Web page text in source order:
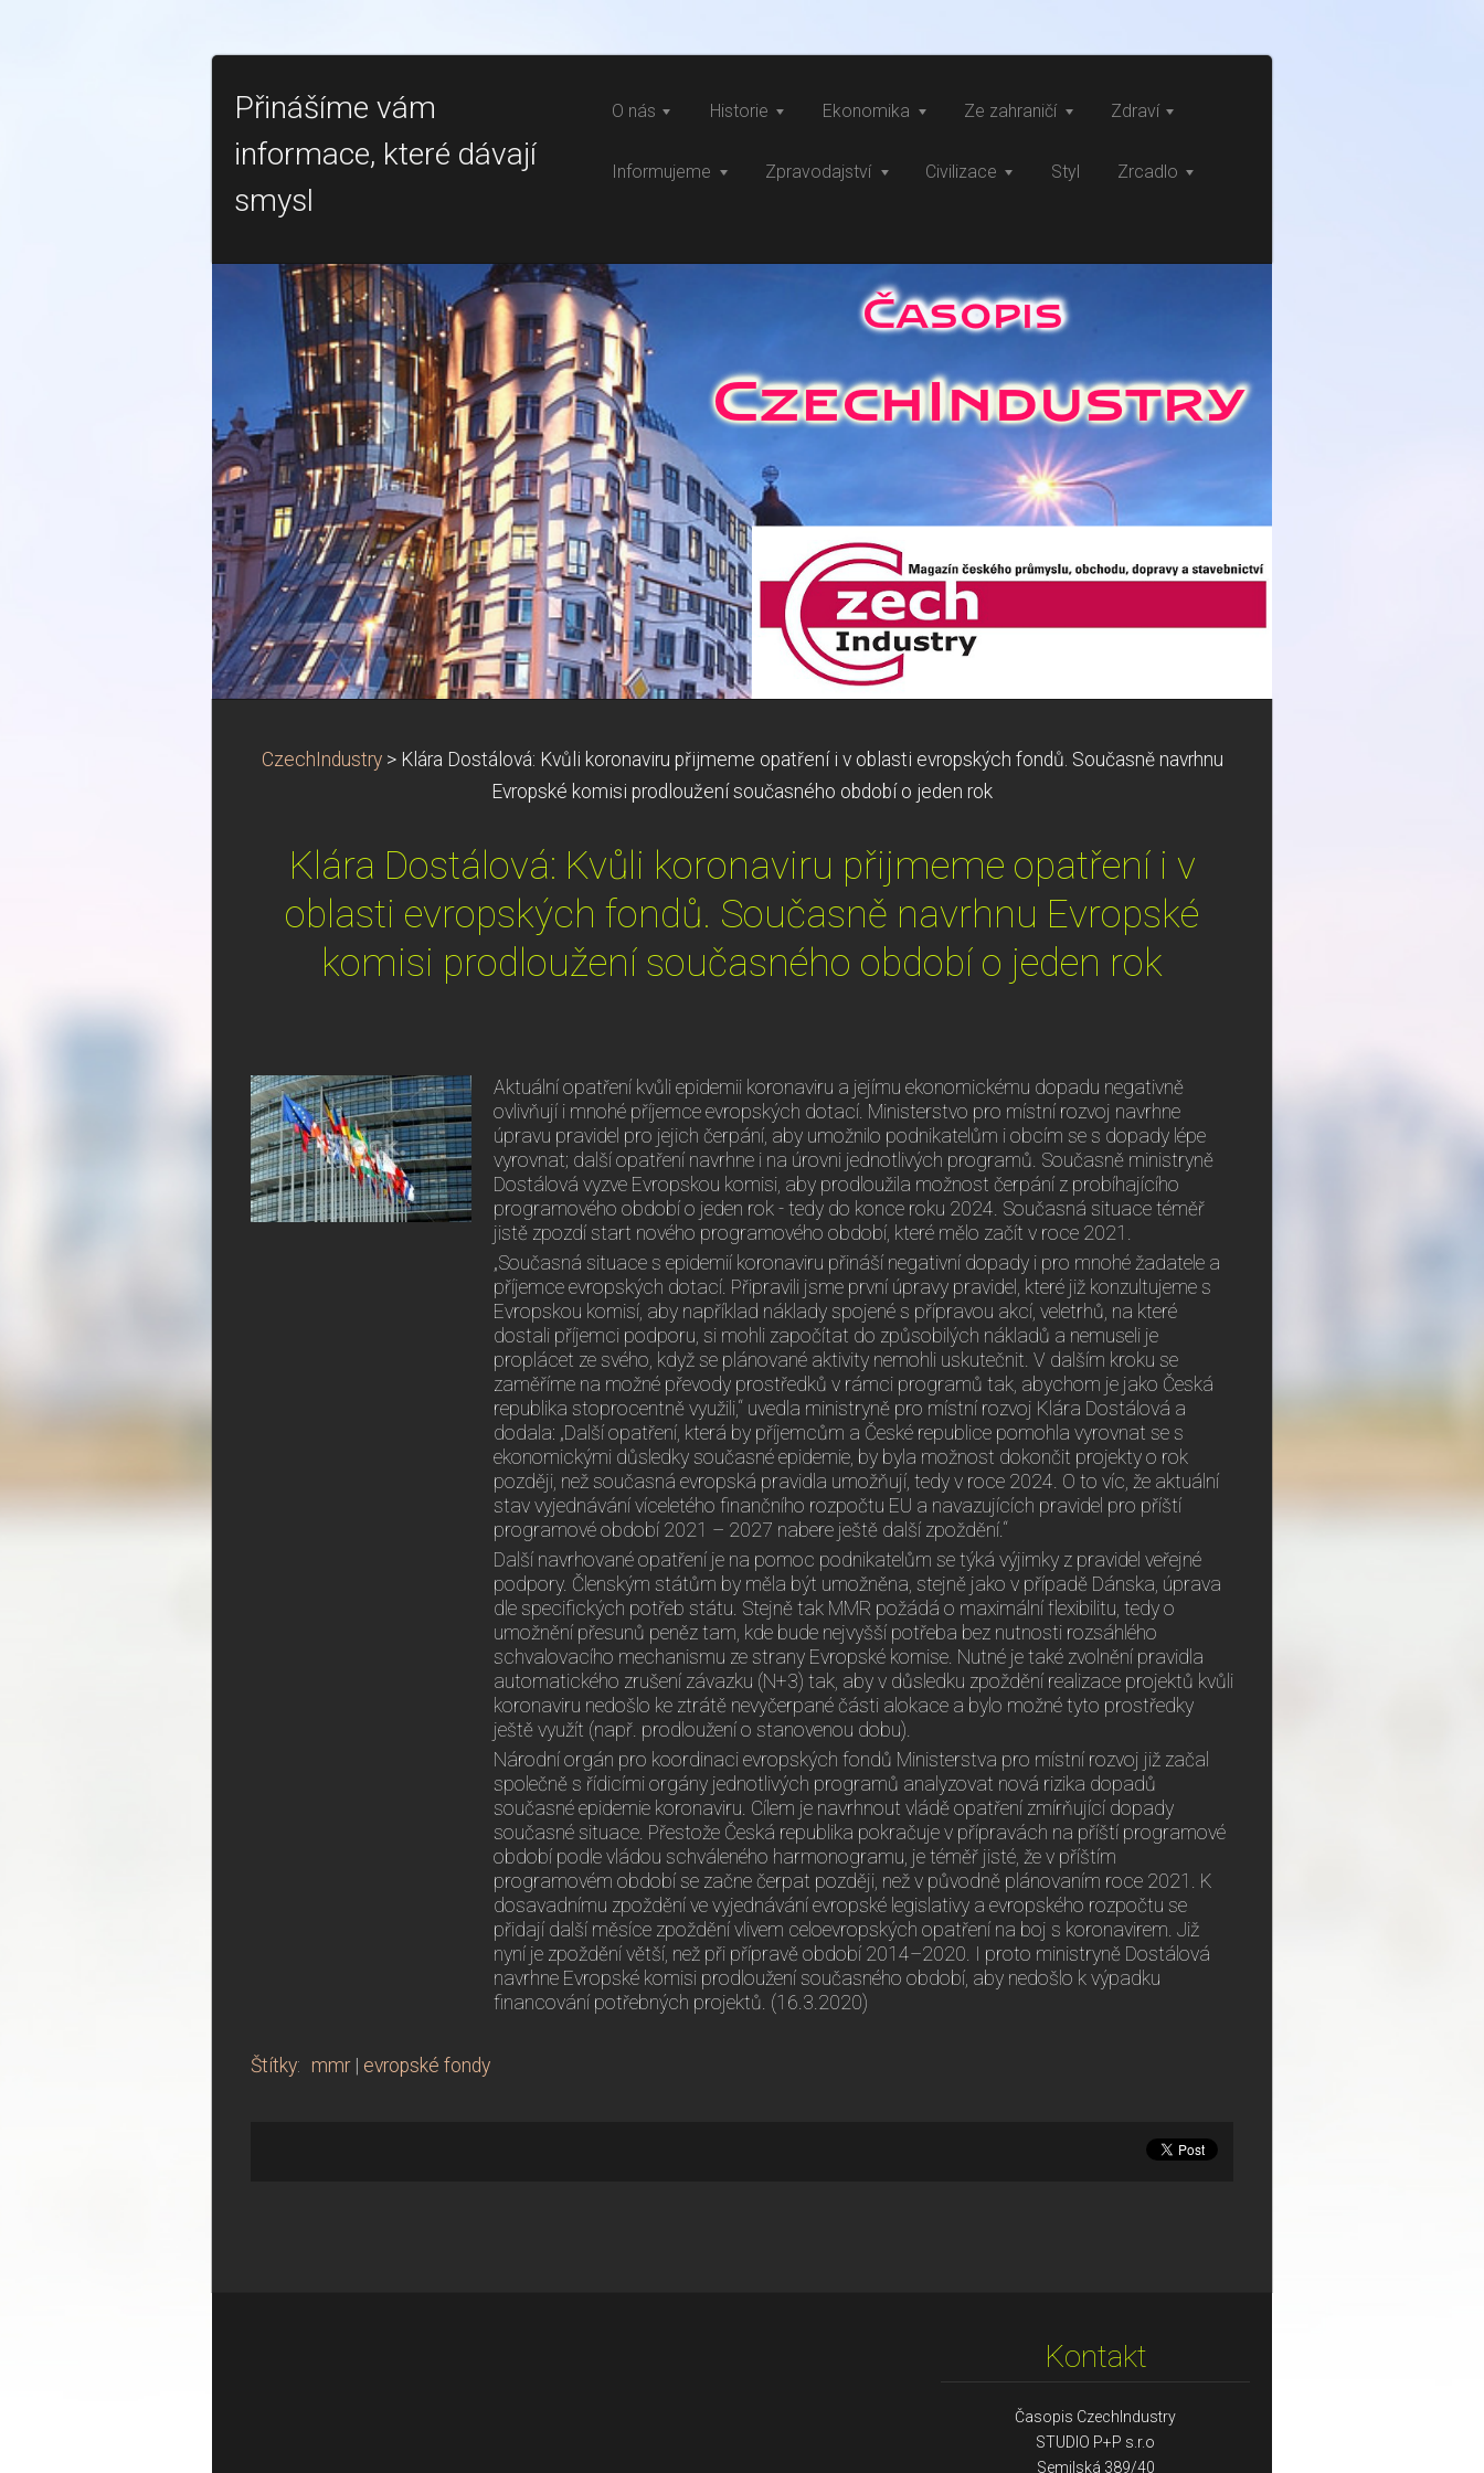
Přinášíme vám
informace, které dávají
smysl
O nás Historie Ekonomika Ze zahraničí Zdraví
Informujeme Zpravodajství Civilizace Styl Zrcadlo
CzechIndustry > Klára Dostálová: Kvůli koronaviru přijmeme opatření i v oblasti evropských fondů. Současně navrhnu
Evropské komisi prodloužení současného období o jeden rok
Klára Dostálová: Kvůli koronaviru přijmeme opatření i v
oblasti evropských fondů. Současně navrhnu Evropské
komisi prodloužení současného období o jeden rok
Aktuální opatření kvůli epidemii koronaviru a jejímu ekonomickému dopadu negativně
ovlivňují i mnohé příjemce evropských dotací. Ministerstvo pro místní rozvoj navrhne
úpravu pravidel pro jejich čerpání, aby umožnilo podnikatelům i obcím se s dopady lépe
vyrovnat; další opatření navrhne i na úrovni jednotlivých programů. Současně ministryně
Dostálová vyzve Evropskou komisi, aby prodloužila možnost čerpání z probíhajícího
programového období o jeden rok - tedy do konce roku 2024. Současná situace téměř
jistě zpozdí start nového programového období, které mělo začít v roce 2021.
„Současná situace s epidemií koronaviru přináší negativní dopady i pro mnohé žadatele a
příjemce evropských dotací. Připravili jsme první úpravy pravidel, které již konzultujeme s
Evropskou komisí, aby například náklady spojené s přípravou akcí, veletrhů, na které
dostali příjemci podporu, si mohli započítat do způsobilých nákladů a nemuseli je
proplácet ze svého, když se plánované aktivity nemohli uskutečnit. V dalším kroku se
zaměříme na možné převody prostředků v rámci programů tak, abychom je jako Česká
republika stoprocentně využili,“ uvedla ministryně pro místní rozvoj Klára Dostálová a
dodala: „Další opatření, která by příjemcům a České republice pomohla vyrovnat se s
ekonomickými důsledky současné epidemie, by byla možnost dokončit projekty o rok
později, než současná evropská pravidla umožňují, tedy v roce 2024. O to víc, že aktuální
stav vyjednávání víceletého finančního rozpočtu EU a navazujících pravidel pro příští
programové období 2021 – 2027 nabere ještě další zpoždění.“
Další navrhované opatření je na pomoc podnikatelům se týká výjimky z pravidel veřejné
podpory. Členským státům by měla být umožněna, stejně jako v případě Dánska, úprava
dle specifických potřeb státu. Stejně tak MMR požádá o maximální flexibilitu, tedy o
umožnění přesunů peněz tam, kde bude nejvyšší potřeba bez nutnosti rozsáhlého
schvalovacího mechanismu ze strany Evropské komise. Nutné je také zvolnění pravidla
automatického zrušení závazku (N+3) tak, aby v důsledku zpoždění realizace projektů kvůli
koronaviru nedošlo ke ztrátě nevyčerpané části alokace a bylo možné tyto prostředky
ještě využít (např. prodloužení o stanovenou dobu).
Národní orgán pro koordinaci evropských fondů Ministerstva pro místní rozvoj již začal
společně s řídicími orgány jednotlivých programů analyzovat nová rizika dopadů
současné epidemie koronaviru. Cílem je navrhnout vládě opatření zmírňující dopady
současné situace. Přestože Česká republika pokračuje v přípravách na příští programové
období podle vládou schváleného harmonogramu, je téměř jisté, že v příštím
programovém období se začne čerpat později, než v původně plánovaním roce 2021. K
dosavadnímu zpoždění ve vyjednávání evropské legislativy a evropského rozpočtu se
přidají další měsíce zpoždění vlivem celoevropských opatření na boj s koronavirem. Již
nyní je zpoždění větší, než při přípravě období 2014–2020. I proto ministryně Dostálová
navrhne Evropské komisi prodloužení současného období, aby nedošlo k výpadku
financování potřebných projektů. (16.3.2020)
Štítky: mmr evropské fondy
Kontakt
Časopis CzechIndustry
STUDIO P+P s.r.o
Semilská 389/40